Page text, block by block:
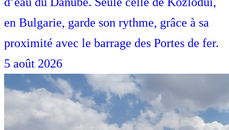
en Bulgarie, garde son rythme, grâce à sa
proximité avec le barrage des Portes de fer.
5 août 2026